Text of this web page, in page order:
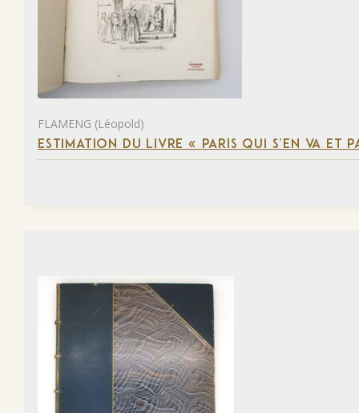
FLAMENG (Léopold)
ESTIMATION DU LIVRE « PARIS QUI S’EN VA ET